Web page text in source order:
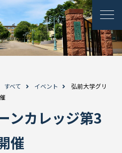
すべて イベント
弘前大学グリ
ンカレッジ第3
催